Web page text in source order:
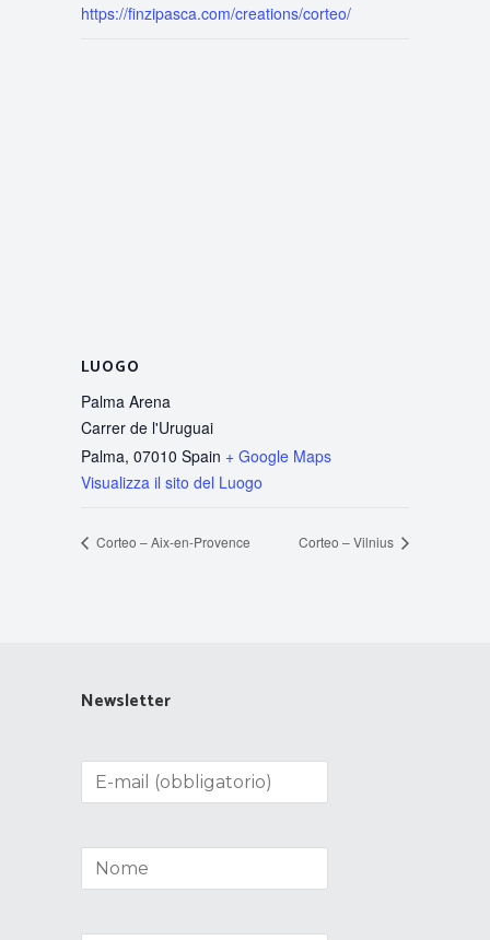
https://finzipasca.com/creations/corteo/
LUOGO
Palma Arena
Carrer de l'Uruguai
Palma, 07010 Spain + Google Maps
Visualizza il sito del Luogo
Corteo – Aix-en-Provence Corteo – Vilnius
Newsletter